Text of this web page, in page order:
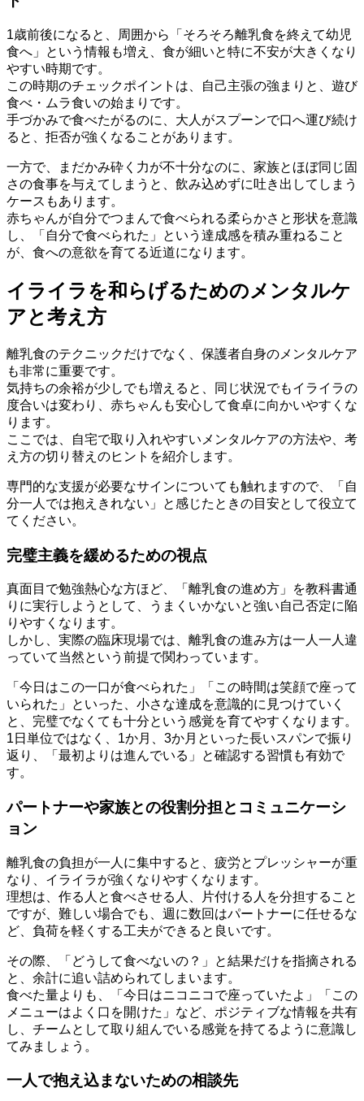
1歳前後になると、周囲から「そろそろ離乳食を終えて幼児
食へ」という情報も増え、食が細いと特に不安が大きくなり
やすい時期です。
この時期のチェックポイントは、自己主張の強まりと、遊び
食べ・ムラ食いの始まりです。
手づかみで食べたがるのに、大人がスプーンで口へ運び続け
ると、拒否が強くなることがあります。
一方で、まだかみ砕く力が不十分なのに、家族とほぼ同じ固
さの食事を与えてしまうと、飲み込めずに吐き出してしまう
ケースもあります。
赤ちゃんが自分でつまんで食べられる柔らかさと形状を意識
し、「自分で食べられた」という達成感を積み重ねること
が、食への意欲を育てる近道になります。
イライラを和らげるためのメンタルケ
アと考え方
離乳食のテクニックだけでなく、保護者自身のメンタルケア
も非常に重要です。
気持ちの余裕が少しでも増えると、同じ状況でもイライラの
度合いは変わり、赤ちゃんも安心して食卓に向かいやすくな
ります。
ここでは、自宅で取り入れやすいメンタルケアの方法や、考
え方の切り替えのヒントを紹介します。
専門的な支援が必要なサインについても触れますので、「自
分一人では抱えきれない」と感じたときの目安として役立て
てください。
完璧主義を緩めるための視点
真面目で勉強熱心な方ほど、「離乳食の進め方」を教科書通
りに実行しようとして、うまくいかないと強い自己否定に陥
りやすくなります。
しかし、実際の臨床現場では、離乳食の進み方は一人一人違
っていて当然という前提で関わっています。
「今日はこの一口が食べられた」「この時間は笑顔で座って
いられた」といった、小さな達成を意識的に見つけていく
と、完璧でなくても十分という感覚を育てやすくなります。
1日単位ではなく、1か月、3か月といった長いスパンで振り
返り、「最初よりは進んでいる」と確認する習慣も有効で
す。
パートナーや家族との役割分担とコミュニケーシ
ョン
離乳食の負担が一人に集中すると、疲労とプレッシャーが重
なり、イライラが強くなりやすくなります。
理想は、作る人と食べさせる人、片付ける人を分担すること
ですが、難しい場合でも、週に数回はパートナーに任せるな
ど、負荷を軽くする工夫ができると良いです。
その際、「どうして食べないの？」と結果だけを指摘される
と、余計に追い詰められてしまいます。
食べた量よりも、「今日はニコニコで座っていたよ」「この
メニューはよく口を開けた」など、ポジティブな情報を共有
し、チームとして取り組んでいる感覚を持てるように意識し
てみましょう。
一人で抱え込まないための相談先